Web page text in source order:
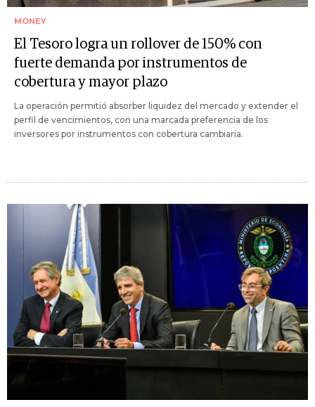
MONEY
El Tesoro logra un rollover de 150% con
fuerte demanda por instrumentos de
cobertura y mayor plazo
La operación permitió absorber liquidez del mercado y extender el
perfil de vencimientos, con una marcada preferencia de los
inversores por instrumentos con cobertura cambiaria.